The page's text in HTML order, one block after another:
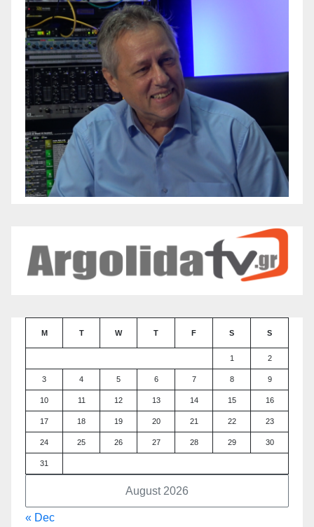
August 2026
M T W T F S S
1 2
3 4 5 6 7 8 9
10 11 12 13 14 15 16
17 18 19 20 21 22 23
24 25 26 27 28 29 30
31
« Dec